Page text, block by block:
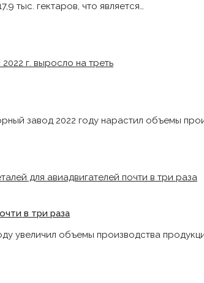
тыс. гектаров, что является…
завод 2022 году нарастил объемы
в три раза
увеличил объемы производства